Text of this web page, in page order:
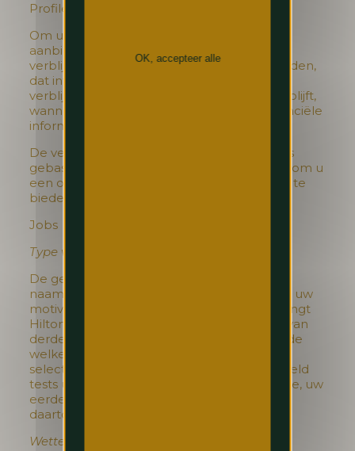
Profilering (profiling)
Om u een optimale service te kunnen
aanbieden telkens wanneer u in ons hotel
verblijft, kunnen wij een profiel van u bijhouden,
dat informatie kan bevatten over uw vorige
verblijven (zoals hoe vaak u in ons hotel verblijft,
wanneer u de laatste keer verbleef en financiële
informatie over uw vorige verblijven).
De verwerking van uw persoonsgegevens is
gebaseerd op ons gerechtvaardigd belang om u
een op maat gemaakte klantenservice aan te
bieden.
Jobs
Type van persoonsgegevens
De gegevens die u ons meedeelt, zoals uw
naam, telefoonnummer, e-mailadres, cv, en uw
motivatiebrief. In een aantal gevallen ontvangt
Hilton Brussels Grand Place ook gegevens van
derde partijen, zoals sociale netwerken via de
welke u solliciteert, bijvoorbeeld LinkedIn,
selectie- en wervingsbureaus, die bijvoorbeeld
tests uitvoeren in het kader van de sollicitatie, uw
eerdere werkgever, maar enkel als u ons
daartoe de toestemming heeft gegeven.
Wettelijke basis voor de verwerking
OK, accepteer alle